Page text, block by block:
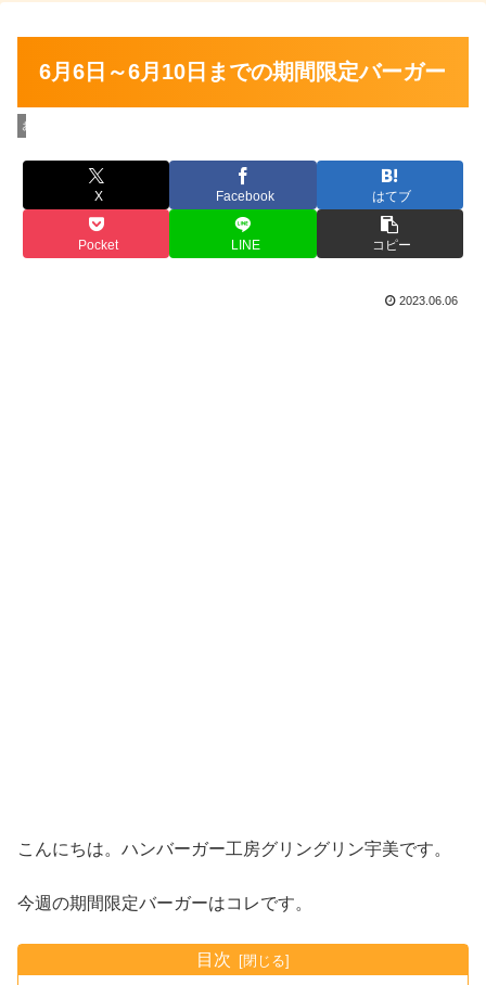
6月6日～6月10日までの期間限定バーガー
お店の情報
X Facebook はてブ
Pocket LINE コピー
2023.06.06
こんにちは。ハンバーガー工房グリングリン宇美です。
今週の期間限定バーガーはコレです。
目次